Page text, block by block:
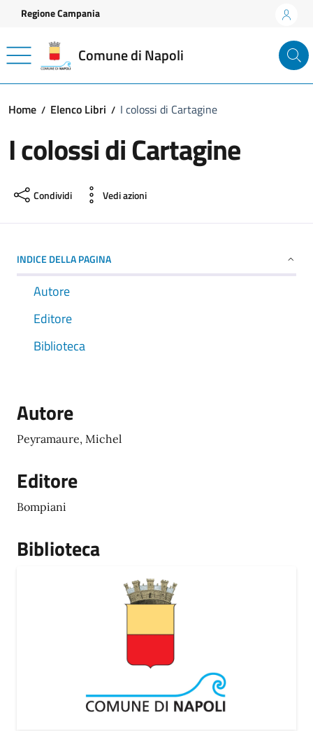
Vai ai contenuti
Vai al footer
Regione Campania
Comune di Napoli
Home Elenco Libri I colossi di Cartagine
I colossi di Cartagine
Condividi Vedi azioni
INDICE DELLA PAGINA
Autore
Editore
Biblioteca
Autore
Peyramaure, Michel
Editore
Bompiani
Biblioteca